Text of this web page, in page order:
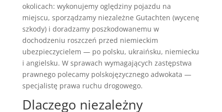
okolicach: wykonujemy oględziny pojazdu na
miejscu, sporządzamy niezależne Gutachten (wycenę
szkody) i doradzamy poszkodowanemu w
dochodzeniu roszczeń przed niemieckim
ubezpieczycielem — po polsku, ukraińsku, niemiecku
i angielsku. W sprawach wymagających zastępstwa
prawnego polecamy polskojęzycznego adwokata —
specjalistę prawa ruchu drogowego.
Dlaczego niezależny